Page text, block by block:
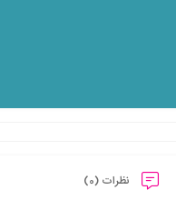
نظرات (0)